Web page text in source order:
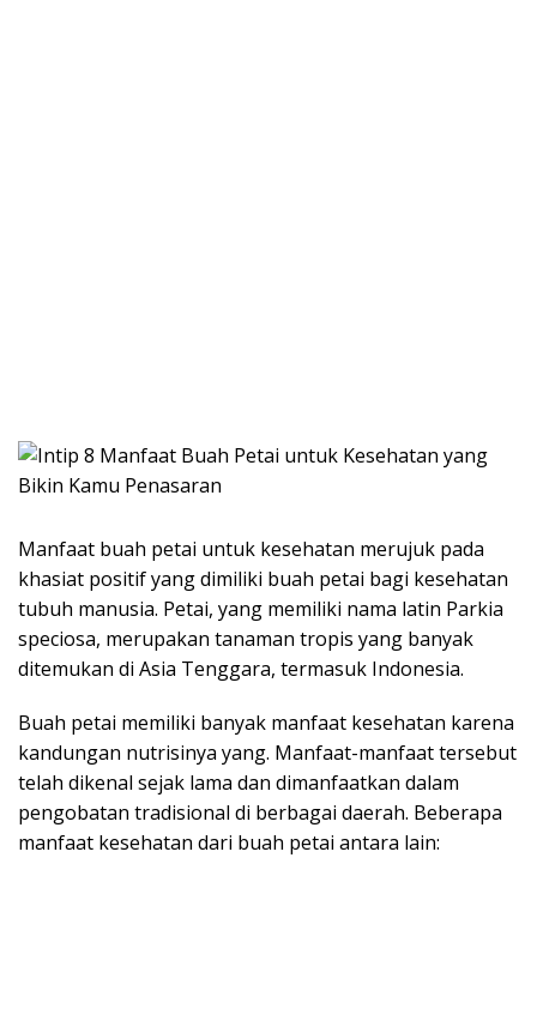
Manfaat buah petai untuk kesehatan merujuk pada
khasiat positif yang dimiliki buah petai bagi kesehatan
tubuh manusia. Petai, yang memiliki nama latin Parkia
speciosa, merupakan tanaman tropis yang banyak
ditemukan di Asia Tenggara, termasuk Indonesia.
Buah petai memiliki banyak manfaat kesehatan karena
kandungan nutrisinya yang. Manfaat-manfaat tersebut
telah dikenal sejak lama dan dimanfaatkan dalam
pengobatan tradisional di berbagai daerah. Beberapa
manfaat kesehatan dari buah petai antara lain: